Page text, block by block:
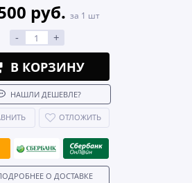
руб. за 1 шт
- +
В КОРЗИНУ
НАШЛИ ДЕШЕВЛЕ?
ОТЛОЖИТЬ
О ДОСТАВКЕ